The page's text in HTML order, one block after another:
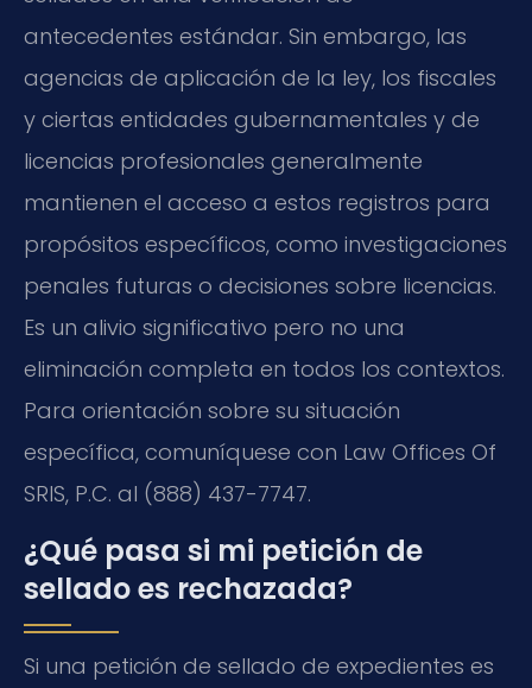
antecedentes estándar. Sin embargo, las
agencias de aplicación de la ley, los fiscales
y ciertas entidades gubernamentales y de
licencias profesionales generalmente
mantienen el acceso a estos registros para
propósitos específicos, como investigaciones
penales futuras o decisiones sobre licencias.
Es un alivio significativo pero no una
eliminación completa en todos los contextos.
Para orientación sobre su situación
específica, comuníquese con Law Offices Of
SRIS, P.C. al (888) 437-7747.
¿Qué pasa si mi petición de
sellado es rechazada?
Si una petición de sellado de expedientes es